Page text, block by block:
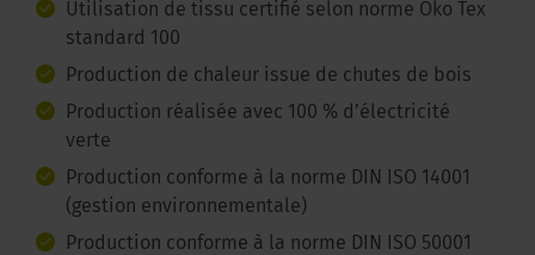
Utilisation de tissu certifié selon norme Öko Tex
standard 100
Production de chaleur issue de chutes de bois
Production réalisée avec 100 % d’électricité
verte
Production conforme à la norme DIN ISO 14001
(gestion environnementale)
Production conforme à la norme DIN ISO 50001